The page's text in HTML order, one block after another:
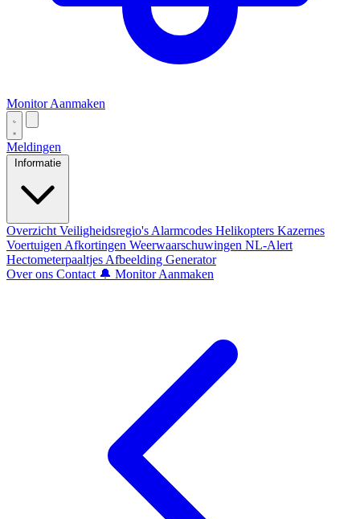
Monitor Aanmaken
Meldingen
Informatie
Overzicht Veiligheidsregio's Alarmcodes Helikopters Kazernes
Voertuigen Afkortingen Weerwaarschuwingen NL-Alert
Hectometerpaaltjes Afbeelding Generator
Over ons Contact 🔔 Monitor Aanmaken